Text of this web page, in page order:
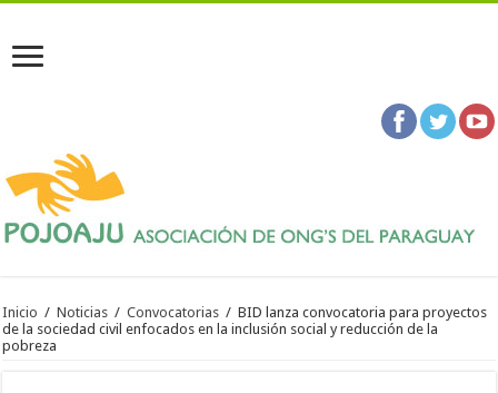
Inicio / Noticias / Convocatorias / BID lanza convocatoria para proyectos
de la sociedad civil enfocados en la inclusión social y reducción de la
pobreza